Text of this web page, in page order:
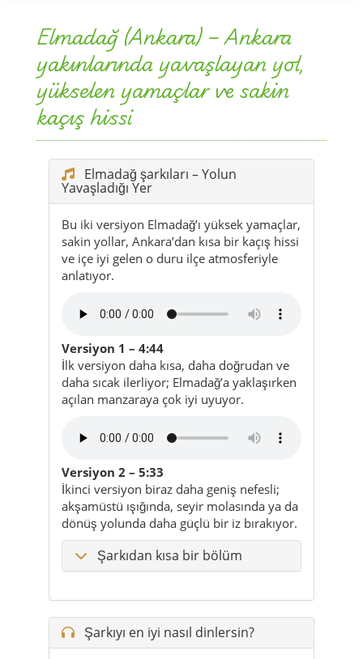
Elmadağ (Ankara) – Ankara
yakınlarında yavaşlayan yol,
yükselen yamaçlar ve sakin
kaçış hissi
Elmadağ şarkıları – Yolun
Yavaşladığı Yer
Bu iki versiyon Elmadağ’ı yüksek yamaçlar,
sakin yollar, Ankara’dan kısa bir kaçış hissi
ve içe iyi gelen o duru ilçe atmosferiyle
anlatıyor.
Versiyon 1 – 4:44
İlk versiyon daha kısa, daha doğrudan ve
daha sıcak ilerliyor; Elmadağ’a yaklaşırken
açılan manzaraya çok iyi uyuyor.
Versiyon 2 – 5:33
İkinci versiyon biraz daha geniş nefesli;
akşamüstü ışığında, seyir molasında ya da
dönüş yolunda daha güçlü bir iz bırakıyor.
Şarkıdan kısa bir bölüm
Şarkıyı en iyi nasıl dinlersin?